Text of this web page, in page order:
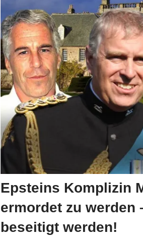
Epsteins Komplizin
ermordet zu werden
beseitigt werden!